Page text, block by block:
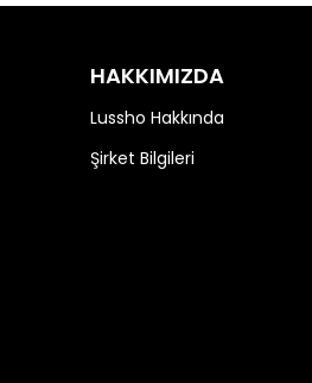
HAKKIMIZDA
Lussho Hakkında
Şirket Bilgileri